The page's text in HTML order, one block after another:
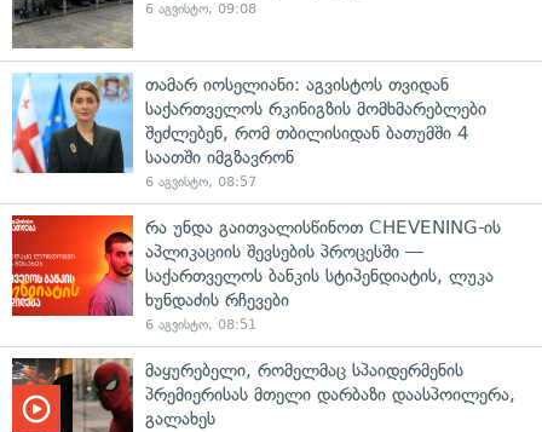
6 აგვისტო, 09:08
თამარ იოსელიანი: აგვისტოს თვიდან
საქართველოს რკინიგზის მომხმარებლები
შეძლებენ, რომ თბილისიდან ბათუმში 4
საათში იმგზავრონ
6 აგვისტო, 08:57
რა უნდა გაითვალისწინოთ CHEVENING-ის
აპლიკაციის შევსების პროცესში —
საქართველოს ბანკის სტიპენდიატის, ლუკა
ხუნდაძის რჩევები
6 აგვისტო, 08:51
მაყურებელი, რომელმაც სპაიდერმენის
პრემიერისას მთელი დარბაზი დაასპოილერა,
გალახეს